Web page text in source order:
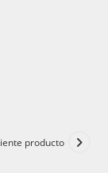
producto